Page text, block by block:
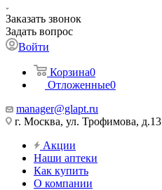
Заказать звонок
Задать вопрос
Войти
Корзина0
Отложенные0
manager@glapt.ru
г. Москва, ул. Трофимова, д.13
Акции
Наши аптеки
Как купить
О компании